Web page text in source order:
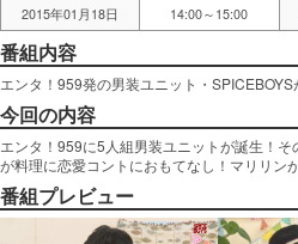
2015年01月18日 14:00～15:00
番組内容
エンタ！959発の男装ユニット・
今回の内容
エンタ！959に5人組男装ユニットが誕生！
が料理に恋愛コントにおもてなし！マリリン
番組プレビュー